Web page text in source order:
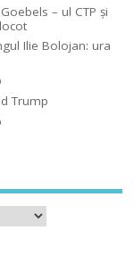
Goebels – ul CTP şi
Ilie Bolojan: ura
Trump